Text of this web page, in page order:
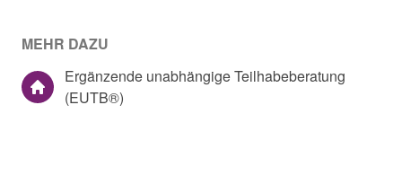
MEHR DAZU
Ergänzende unabhängige Teilhabeberatung
(EUTB®)